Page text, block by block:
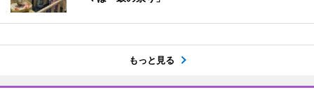
もっと見る